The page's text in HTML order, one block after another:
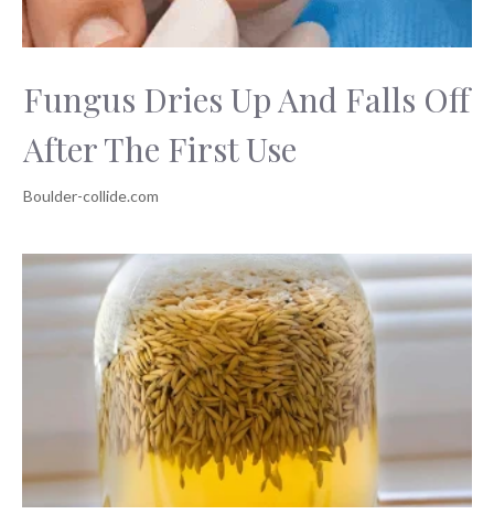
Fungus Dries Up And Falls Off
After The First Use